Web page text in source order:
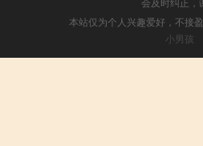
本站仅为个人兴趣爱好，不接
小男孩